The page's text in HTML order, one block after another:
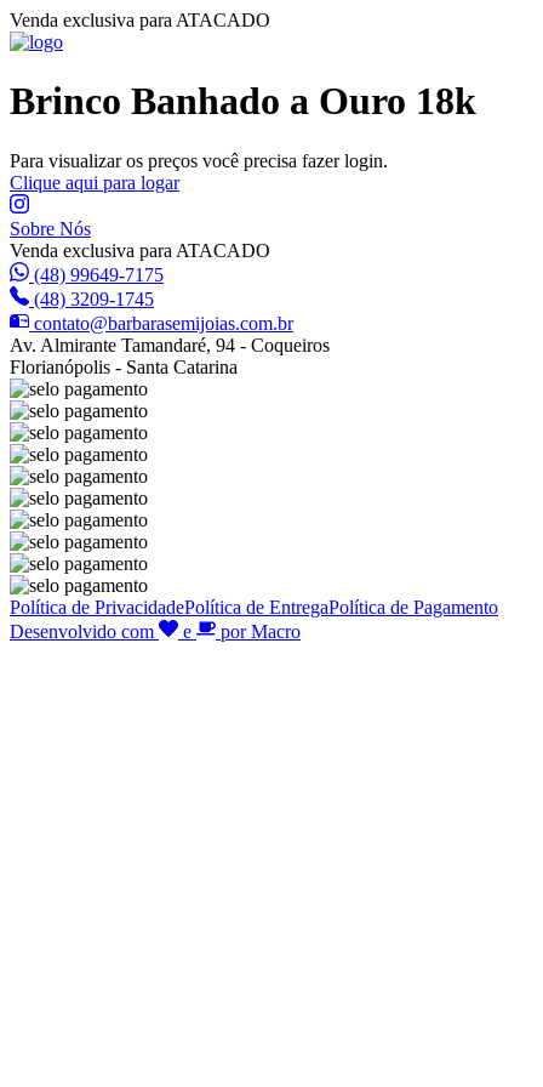
Venda exclusiva para ATACADO
Brinco Banhado a Ouro 18k
Para visualizar os preços você precisa fazer login.
Clique aqui para logar
Sobre Nós
Venda exclusiva para ATACADO
(48) 99649-7175
(48) 3209-1745
contato@barbarasemijoias.com.br
Av. Almirante Tamandaré, 94 - Coqueiros
Florianópolis - Santa Catarina
Política de PrivacidadePolítica de EntregaPolítica de Pagamento
Desenvolvido com
e por Macro